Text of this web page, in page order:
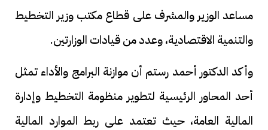
مساعد الوزير والمشرف على قطاع مكتب وزير التخطيط
والتنمية الاقتصادية، وعدد من قيادات الوزارتين.
وأكد الدكتور أحمد رستم أن موازنة البرامج والأداء تمثل
أحد المحاور الرئيسية لتطوير منظومة التخطيط وإدارة
المالية العامة، حيث تعتمد على ربط الموارد المالية